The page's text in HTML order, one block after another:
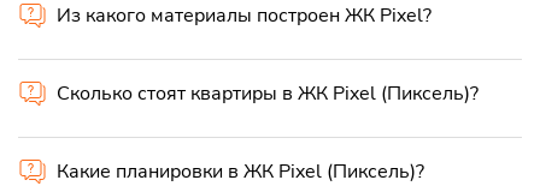
Из какого материалы построен ЖК Pixel?
Сколько стоят квартиры в ЖК Pixel (Пиксель)?
Какие планировки в ЖК Pixel (Пиксель)?